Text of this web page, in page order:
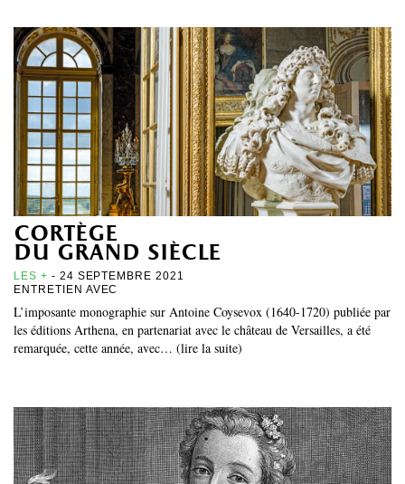
cortège
du grand siècle
LES + - 24 SEPTEMBRE 2021
ENTRETIEN AVEC
L’imposante monographie sur Antoine Coysevox (1640-1720) publiée par
les éditions Arthena, en partenariat avec le château de Versailles, a été
remarquée, cette année, avec… (lire la suite)